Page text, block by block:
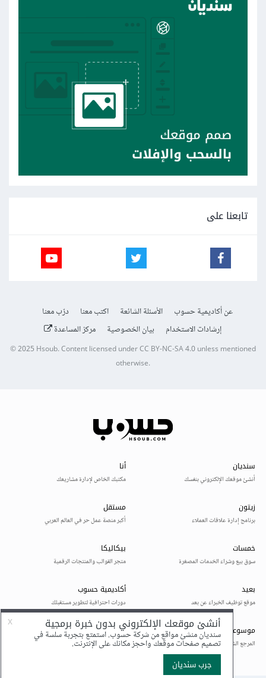
تابعنا على
عن أكاديمية حسوب الأسئلة الشائعة اكتب معنا
درّب معنا
إرشادات الاستخدام
بيان الخصوصية مركز المساعدة
© 2025Hsoub.Content licensed underCC BY-NC-SA 4.0unless mentioned
otherwise.